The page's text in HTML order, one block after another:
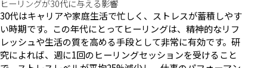
ヒーリングが30代に与える影響
30代はキャリアや家庭生活で忙しく、ストレスが蓄積しやす
い時期です。この年代にとってヒーリングは、精神的なリフ
レッシュや生活の質を高める手段として非常に有効です。研
究によれば、週に1回のヒーリングセッションを受けること